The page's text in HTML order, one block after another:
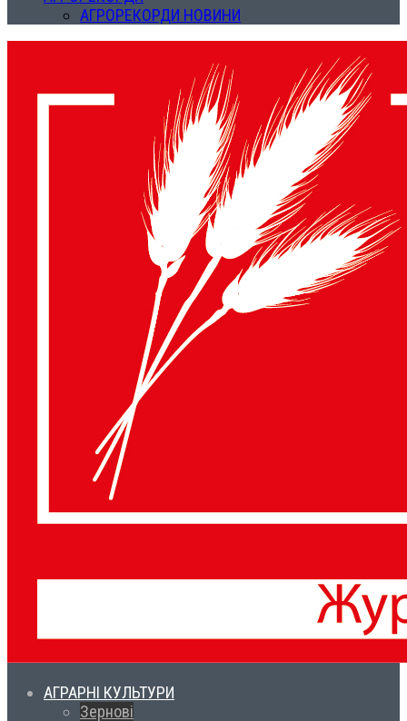
АГРОРЕКОРДИ НОВИНИ
АГРАРНІ КУЛЬТУРИ
Зернові